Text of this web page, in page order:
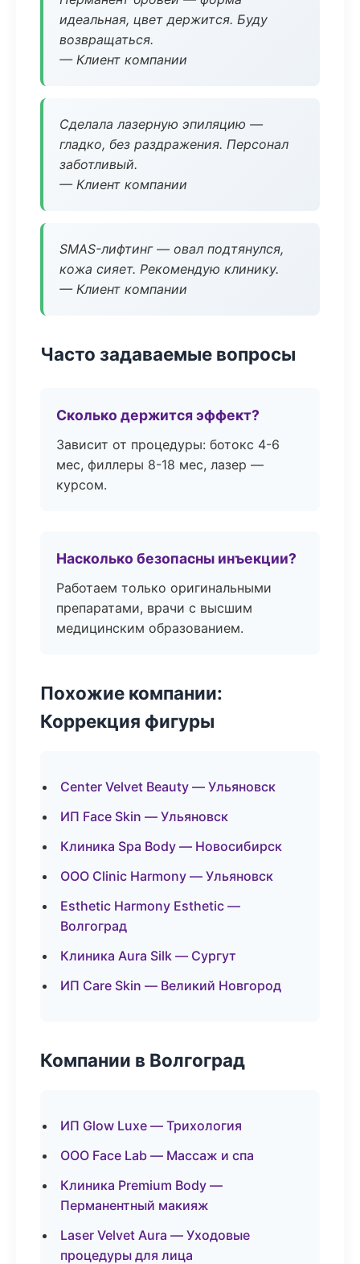
идеальная, цвет держится. Буду
возвращаться.
— Клиент компании
Сделала лазерную эпиляцию —
гладко, без раздражения. Персонал
заботливый.
— Клиент компании
SMAS-лифтинг — овал подтянулся,
кожа сияет. Рекомендую клинику.
— Клиент компании
Часто задаваемые вопросы
Сколько держится эффект?
Зависит от процедуры: ботокс 4-6
мес, филлеры 8-18 мес, лазер —
курсом.
Насколько безопасны инъекции?
Работаем только оригинальными
препаратами, врачи с высшим
медицинским образованием.
Похожие компании:
Коррекция фигуры
Center Velvet Beauty — Ульяновск
ИП Face Skin — Ульяновск
Клиника Spa Body — Новосибирск
ООО Clinic Harmony — Ульяновск
Esthetic Harmony Esthetic —
Волгоград
Клиника Aura Silk — Сургут
ИП Care Skin — Великий Новгород
Компании в Волгоград
ИП Glow Luxe — Трихология
ООО Face Lab — Массаж и спа
Клиника Premium Body —
Перманентный макияж
Laser Velvet Aura — Уходовые
процедуры для лица